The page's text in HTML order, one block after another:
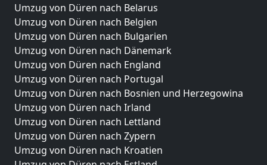
Umzug von Düren nach Belarus
Umzug von Düren nach Belgien
Umzug von Düren nach Bulgarien
Umzug von Düren nach Dänemark
Umzug von Düren nach England
Umzug von Düren nach Portugal
Umzug von Düren nach Bosnien und Herzegowina
Umzug von Düren nach Irland
Umzug von Düren nach Lettland
Umzug von Düren nach Zypern
Umzug von Düren nach Kroatien